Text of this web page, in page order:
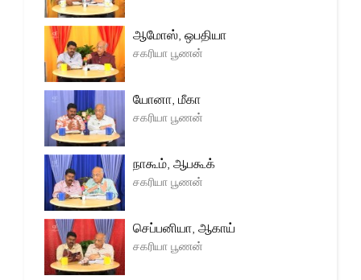
ஆமோஸ், ஒபதியா
சகரியா பூணன்
யோனா, மீகா
சகரியா பூணன்
நாகூம், ஆபகூக்
சகரியா பூணன்
செப்பனியா, ஆகாய்
சகரியா பூணன்